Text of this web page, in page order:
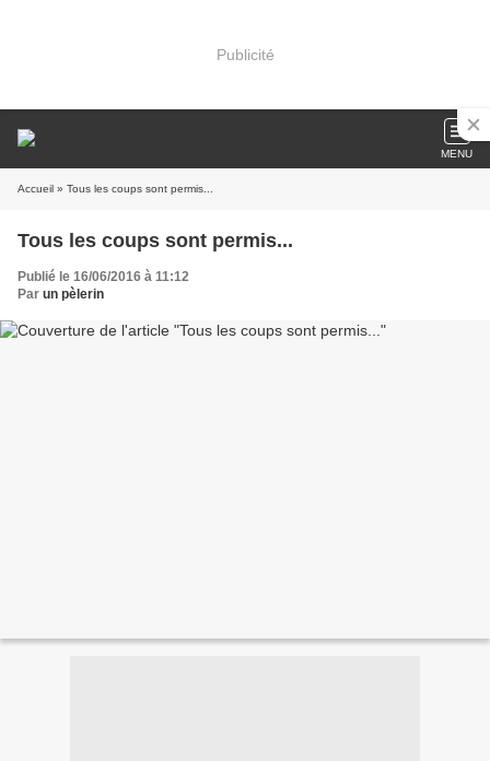
Publicité
MENU
Accueil » Tous les coups sont permis...
Tous les coups sont permis...
Publié le 16/06/2016 à 11:12
Par un pèlerin